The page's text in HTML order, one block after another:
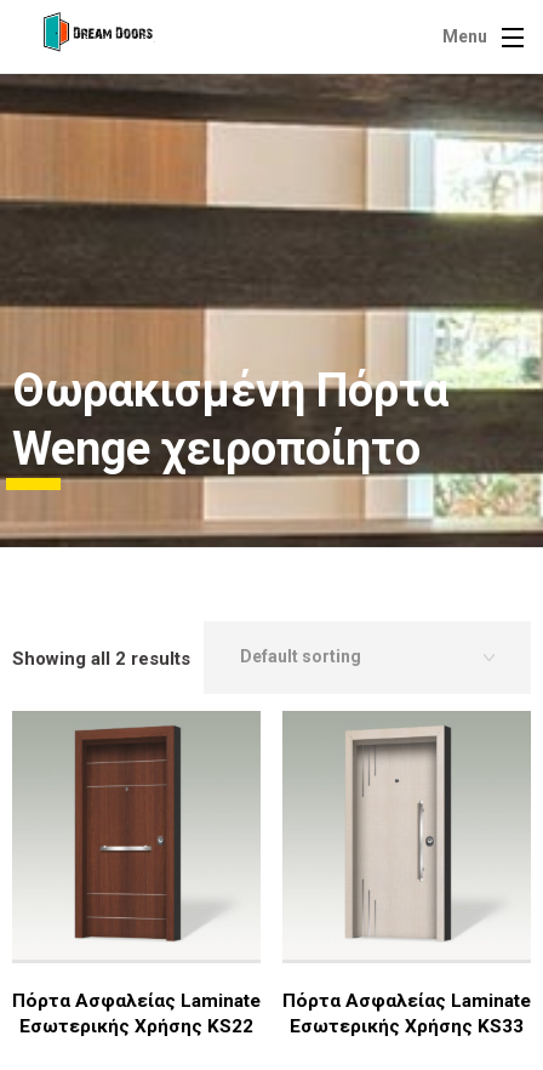
Menu
Θωρακισμένη Πόρτα
Wenge χειροποίητο
Showing all 2 results
Πόρτα Ασφαλείας Laminate
Εσωτερικής Χρήσης KS22
Πόρτα Ασφαλείας Laminate
Εσωτερικής Χρήσης KS33